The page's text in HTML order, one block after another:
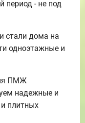
период - не под
стали дома на
одноэтажные и
ПМЖ
надежные и
плитных